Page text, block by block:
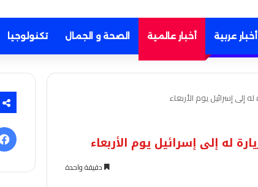
أخبار عربية أخبار عالمية الصحة و الجمال تكنولوجيا
دقيقة واحدة